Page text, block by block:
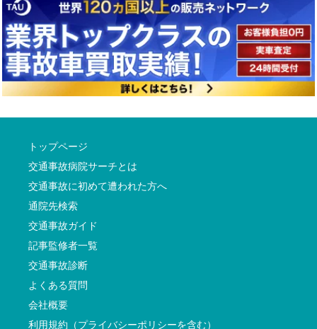
トップページ
交通事故病院サーチとは
交通事故に初めて遭われた方へ
通院先検索
交通事故ガイド
記事監修者一覧
交通事故診断
よくある質問
会社概要
利用規約（プライバシーポリシーを含む）